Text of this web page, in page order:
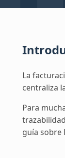
La
centraliza
Para
guía sobre